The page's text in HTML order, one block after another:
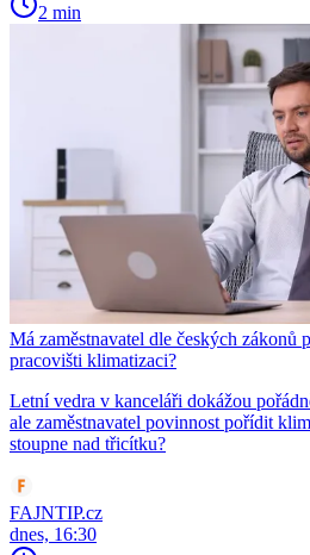
2 min
Má zaměstnavatel dle českých zákonů
pracovišti klimatizaci?
Letní vedra v kanceláři dokážou
ale zaměstnavatel povinnost pořídit
stoupne nad třicítku?
FAJNTIP.cz
dnes, 16:30